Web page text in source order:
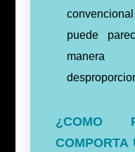
puede
¿COMO
COMPORTA